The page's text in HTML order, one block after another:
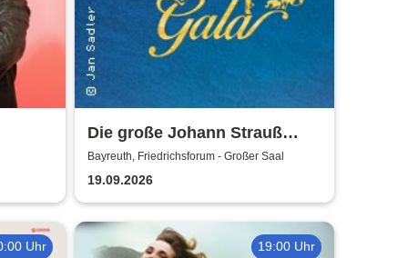
Die große Johann Strauß
Gala - unsterbliche Arien &
Duette der Strauß Familie
Bayreuth, Friedrichsforum - Großer Saal
19.09.2026
Uhr 19:00 Uhr